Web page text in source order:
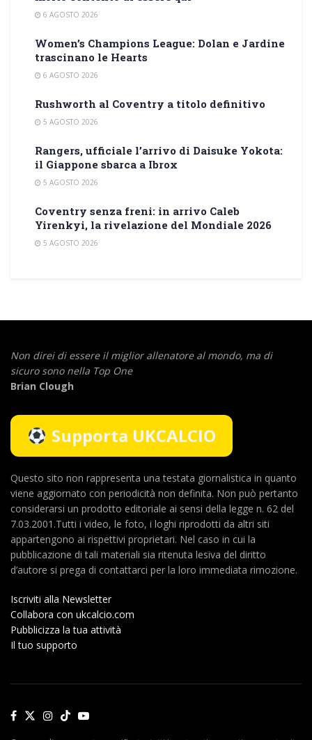
6 AGOSTO 2026
Women’s Champions League: Dolan e Jardine
trascinano le Hearts
6 AGOSTO 2026
Rushworth al Coventry a titolo definitivo
5 AGOSTO 2026
Rangers, ufficiale l’arrivo di Daisuke Yokota:
il Giappone sbarca a Ibrox
5 AGOSTO 2026
Coventry senza freni: in arrivo Caleb
Yirenkyi, la rivelazione del Mondiale 2026
5 AGOSTO 2026
Non direi di essere il miglior allenatore al mondo, ma di
sicuro sono nella Top One
Brian Clough
Supporta UKCALCIO
Questo sito non rappresenta una testata giornalistica in quanto
viene aggiornato con periodicità non definita. Non può pertanto
considerarsi un prodotto editoriale ai sensi della legge n. 62 del
7.03.2001.Tutti i video, le foto, i loghi riprodotti da altri siti
appartengono ai rispettivi proprietari. Nel caso in cui la
pubblicazione di tali materiali sia ritenuta lesiva del diritto
d’autore si prega di contattarci per la loro immediata rimozione.
Iscriviti alla Newsletter
Collabora con ukcalcio.com
Pubblicizza la tua attività
Il tuo supporto